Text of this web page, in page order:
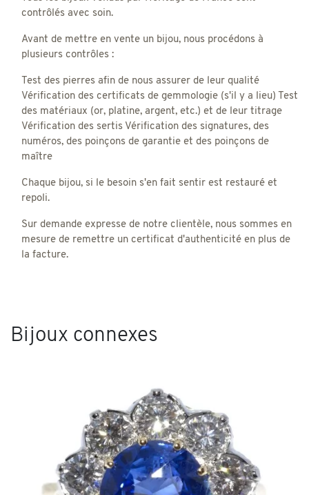
contrôlés avec soin.
Avant de mettre en vente un bijou, nous procédons à
plusieurs contrôles :
Test des pierres afin de nous assurer de leur qualité
Vérification des certificats de gemmologie (s'il y a lieu) Test
des matériaux (or, platine, argent, etc.) et de leur titrage
Vérification des sertis Vérification des signatures, des
numéros, des poinçons de garantie et des poinçons de
maître
Chaque bijou, si le besoin s'en fait sentir est restauré et
repoli.
Sur demande expresse de notre clientèle, nous sommes en
mesure de remettre un certificat d'authenticité en plus de
la facture.
Bijoux connexes